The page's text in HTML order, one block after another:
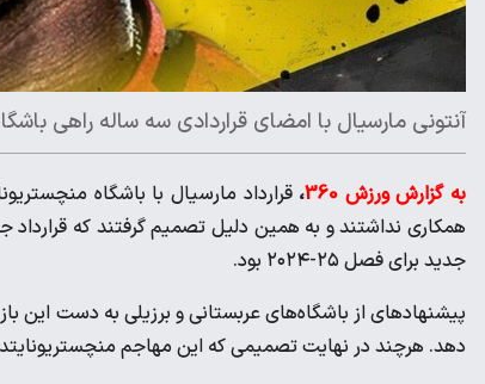
آنتونی مارسیال با امضای قراردادی سه ساله راهی
به گزارش ورزش 360 ، قرارداد مارسیال با باشگاه
همکاری نداشتند و به همین دلیل تصمیم گرفتند که قرارداد
جدید برای فصل ۲۵-۲۰۲۴ بود.
پیشنهادهای از باشگاه‌های عربستانی و برزیلی به دست این
دهد. هرچند در نهایت تصمیمی که این مهاجم